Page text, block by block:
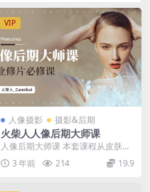
VIP
人像摄影 摄影&后期
火柴人人像后期大师课
人像后期大师课 本套课程从皮肤、
身材、服装、五官等人像修图方向
带大家从实战案例学...
3 年前 214 19.9